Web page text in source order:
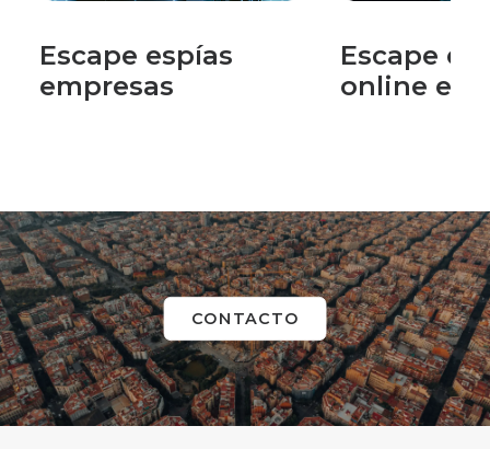
Escape espías
empresas
Escape
online
CONTACTO